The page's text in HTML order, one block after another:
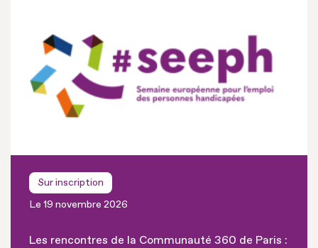
Sur inscription
Le 19 novembre 2026
Les rencontres de la Communauté 360 de Paris :